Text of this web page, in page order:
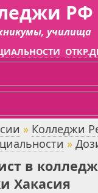
РФ
училища
» Колледжи
»
в
Хакасия